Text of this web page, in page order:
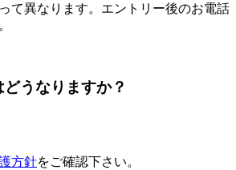
て異なります。エントリー後のお電話
うなりますか？
方針をご確認下さい。